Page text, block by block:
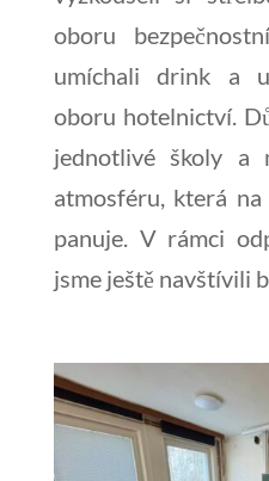
oboru
umíchali drink a
oboru hotelnictví.
jednotlivé školy a
atmosféru, která
panuje. V rámci
jsme ještě navštívili